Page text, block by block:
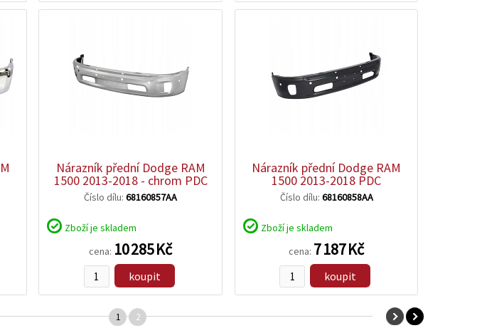
Nárazník přední Dodge RAM
1500 2013-2018 - chrom PDC
cena: 10 285 Kč
Číslo dílu:68160857AA
koupit
Zboží je skladem
Nárazník přední Dodge RAM
1500 2013-2018 PDC
cena: 7 187 Kč
Číslo dílu: 68160858AA
koupit
Zboží je skladem
1 2